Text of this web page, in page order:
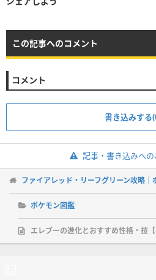
この記事へのコメント
コメント
書き込みする
記事・書き込みへ
ファイアレッド・リーフグリーン攻略｜
ポケモン図鑑
エレブーの進化とおすすめ性格・技【